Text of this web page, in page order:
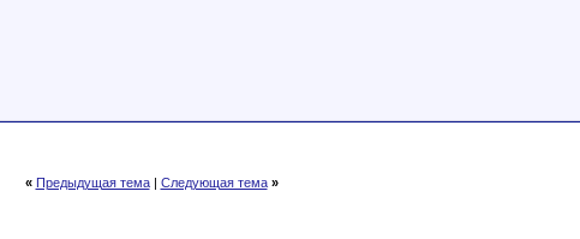
« Предыдущая тема| Следующая тема »